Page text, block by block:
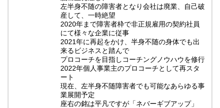
左半身不随の障害者となり会社は廃業、自己破
産して、一時絶望
2020年まで障害者枠で非正規雇用の契約社員
にて様々な企業に従事
2021年に再起をかけ、半身不随の身体でも出
来るビジネスと踏んで
プロコーチを目指しコーチングノウハウを修行
2022年個人事業主のプロコーチとして再スタ
ート
現在、左半身不随障害者でも可能なあらゆる事
業展開予定
座右の銘は平凡ですが「ネバーギブアップ」